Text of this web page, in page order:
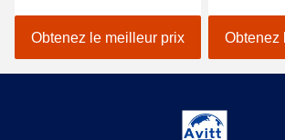
Long Construction
bâtiment grue
Obtenez le meilleur prix
Tour
6tObtenez